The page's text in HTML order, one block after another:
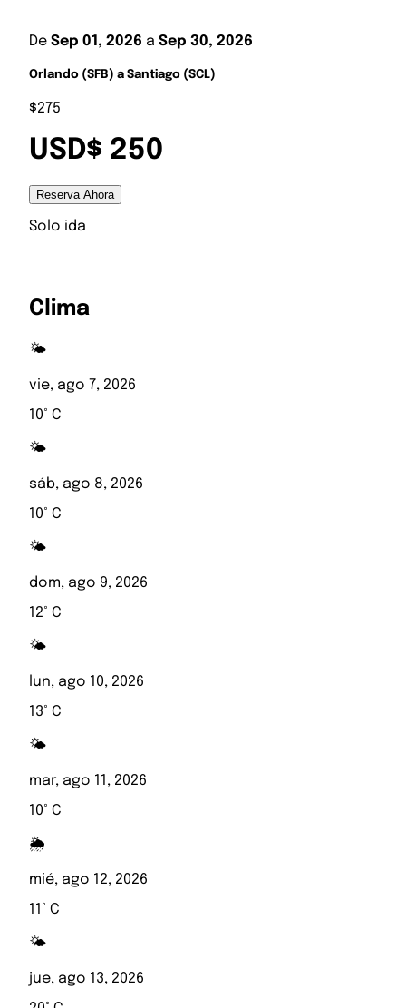
De Sep 01, 2026 a Sep 30, 2026
Orlando (SFB) a Santiago (SCL)
$275
USD$ 250
Reserva Ahora
Solo ida
Clima
🌤️
vie, ago 7, 2026
10° C
🌤️
sáb, ago 8, 2026
10° C
🌤️
dom, ago 9, 2026
12° C
🌤️
lun, ago 10, 2026
13° C
🌤️
mar, ago 11, 2026
10° C
🌦️
mié, ago 12, 2026
11° C
🌤️
jue, ago 13, 2026